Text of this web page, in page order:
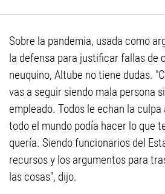
Sobre la pandemia, usada como
la defensa para justificar fallas de
neuquino, Altube no tiene dudas.
vas a seguir siendo mala persona
empleado. Todos le echan la
todo el mundo podía hacer lo que
quería. Siendo funcionarios del
recursos y los argumentos para
las cosas", dijo.